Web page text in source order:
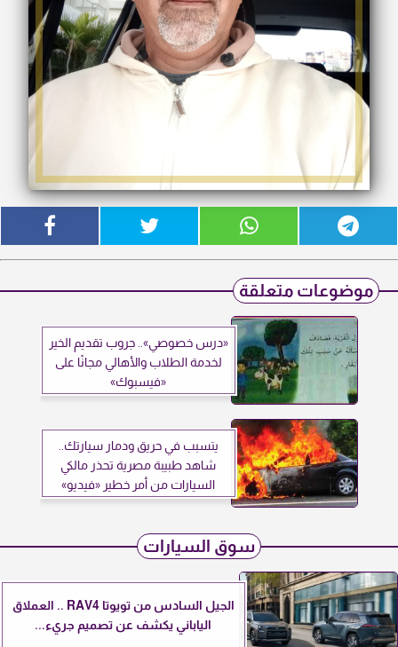
موضوعات متعلقة
«درس خصوصي».. جروب تقديم الخير
لخدمة الطلاب والأهالي مجانًا على
«فيسبوك»
يتسبب في حريق ودمار سيارتك..
شاهد طبيبة مصرية تحذر مالكي
السيارات من أمر خطير «فيديو»
سوق السيارات
الجيل السادس من تويوتا RAV4 .. العملاق
الياباني يكشف عن تصميم جريء...